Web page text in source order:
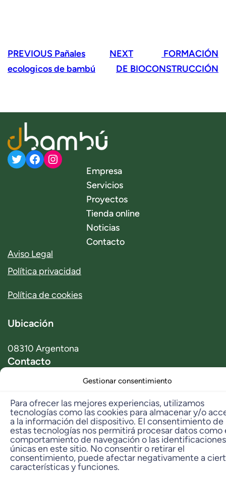
Gestionar consentimiento
Para ofrecer las mejores experiencias, utilizamos
tecnologías como las cookies para almacenar y/o
a la información del dispositivo. El consentimiento de
estas tecnologías nos permitirá procesar datos como
comportamiento de navegación o las identificaciones
únicas en este sitio. No consentir o retirar el
consentimiento, puede afectar negativamente a
características y funciones.
PREVIOUS Pañales
ecologicos de bambú
NEXT
FORMACIÓN
DE BIOCONSTRUCCIÓN
Twitter Facebook Instagram
Empresa
Servicios
Proyectos
Tienda online
Noticias
Contacto
Aviso Legal
Política privacidad
Política de cookies
Ubicación
08310 Argentona
Contacto
info@dbambu.net
Telf. Ventas: 93 797 29 42
Telf. Taller: 606 331 573
© 2023 dbambú. All Rights Reserved.